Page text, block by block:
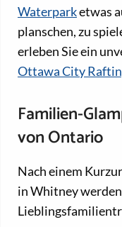
Waterparketwas
planschen, zu
erleben Sie ein
Ottawa City
Familien-
von Ontario
Nach einem
in Whitney